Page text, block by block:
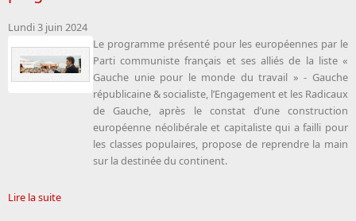
Lundi 3 juin 2024
Le programme présenté pour les européennes par le
Parti communiste français et ses alliés de la liste «
Gauche unie pour le monde du travail » - Gauche
républicaine & socialiste, l’Engagement et les Radicaux
de Gauche, après le constat d’une construction
européenne néolibérale et capitaliste qui a failli pour
les classes populaires, propose de reprendre la main
sur la destinée du continent.
Lire la suite